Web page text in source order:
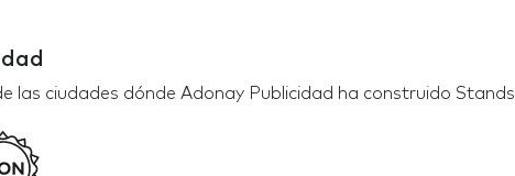
las ciudades dónde Adonay Publicidad ha construido Stands